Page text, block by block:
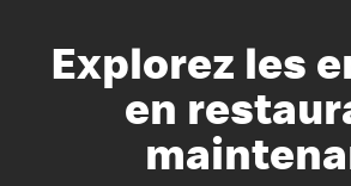
Explorez les
en